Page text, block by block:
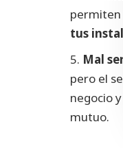
permiten
tus
5. Mal
pero el
negocio
mutuo.